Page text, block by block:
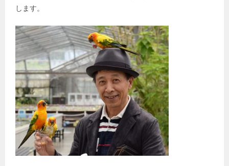
します。